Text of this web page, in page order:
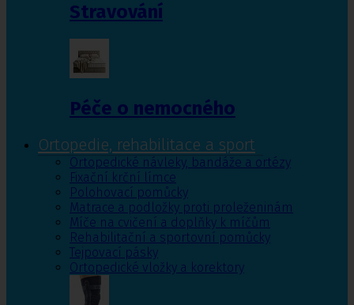
Stravování
Péče o nemocného
Ortopedie, rehabilitace a sport
Ortopedické návleky, bandáže a ortézy
Fixační krční límce
Polohovací pomůcky
Matrace a podložky proti proleženinám
Míče na cvičení a doplňky k míčům
Rehabilitační a sportovní pomůcky
Tejpovací pásky
Ortopedické vložky a korektory